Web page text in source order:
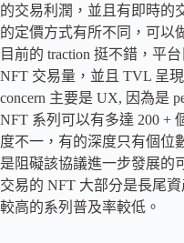
的交易利潤，並且有即時的
的定價方式有所不同，可以
目前的 traction 挺不錯，平
NFT 交易量，並且 TVL 呈
concern 主要是 UX, 因為是
NFT 系列可以有多達 200 +
度不一，有的深度只有個位
是阻礙該協議進一步發展的
交易的 NFT 大部分是長尾
較高的系列普及率較低。